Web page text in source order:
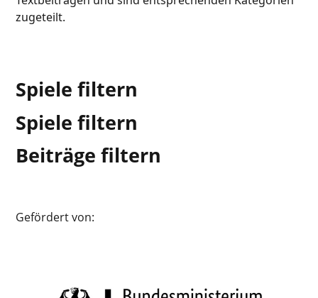
zugeteilt.
Spiele filtern
Spiele filtern
Beiträge filtern
Gefördert von: